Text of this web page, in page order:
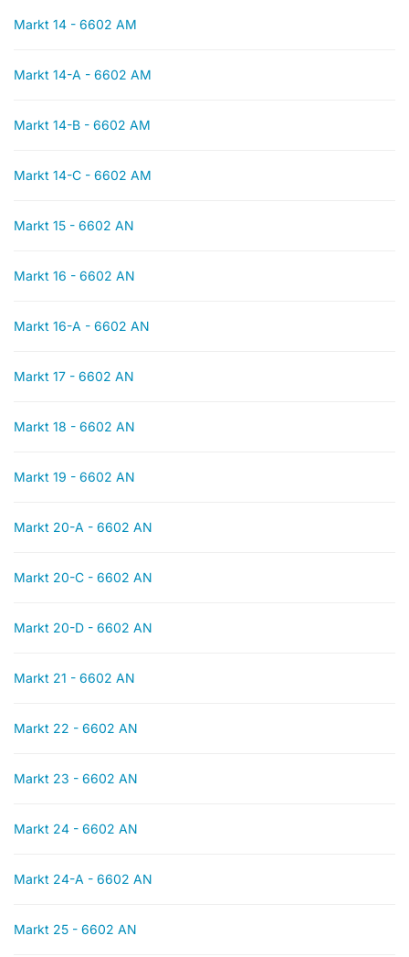
Markt 14 - 6602 AM
Markt 14-A - 6602 AM
Markt 14-B - 6602 AM
Markt 14-C - 6602 AM
Markt 15 - 6602 AN
Markt 16 - 6602 AN
Markt 16-A - 6602 AN
Markt 17 - 6602 AN
Markt 18 - 6602 AN
Markt 19 - 6602 AN
Markt 20-A - 6602 AN
Markt 20-C - 6602 AN
Markt 20-D - 6602 AN
Markt 21 - 6602 AN
Markt 22 - 6602 AN
Markt 23 - 6602 AN
Markt 24 - 6602 AN
Markt 24-A - 6602 AN
Markt 25 - 6602 AN